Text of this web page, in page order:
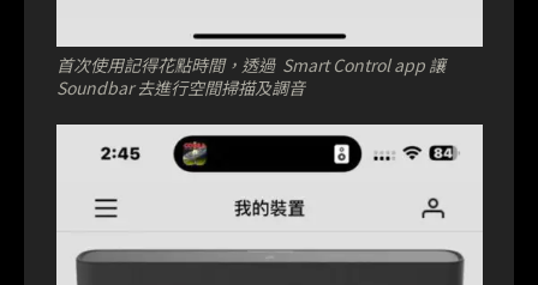
首次使用記得花點時間，透過 Smart Control app 讓
Soundbar 去進行空間掃描及調音